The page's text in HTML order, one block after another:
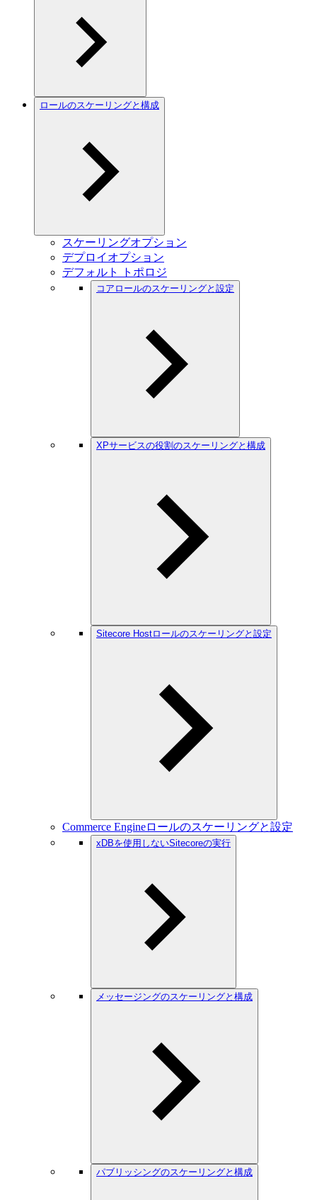
ロールのスケーリングと構成
スケーリングオプション
デプロイオプション
デフォルト トポロジ
コアロールのスケーリングと設定
XPサービスの役割のスケーリングと構成
Sitecore Hostロールのスケーリングと設定
Commerce Engineロールのスケーリングと設定
xDBを使用しないSitecoreの実行
メッセージングのスケーリングと構成
パブリッシングのスケーリングと構成